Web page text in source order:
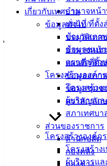
อำนาจหน้
แผนที่/ที่ตั้งส
ข้อมูลสภา
ข้อมูลชุมช
ตราสัญลัก
โครงสร้างองค์กร
โครงสร้าง
ผู้บริหารแ
สภาเทศบา
ส่วนของราชการ
สำนักปลัด
กองคลัง
กองช่าง
เกี่ยวกับเทศบาล
ข้อมูลทั่วไป
ประวัติเทศ
อำนาจหน้
แผนที่/ที่ตั้ง
ข้อมูลสภา
ข้อมูลชุมช
ตราสัญลัก
โครงสร้างองค์กร
โครงสร้าง
ผู้บริหารแ
ประกาศผู้ชนะการ
อุปกรณ์ โครงการ
ไข้เลือดออก ประจ
โดยวิธีเฉพาะเจาะ
พฤษภาคม 11, 2022พฤษ
ประกาศผู้ชนะ
ประกาศผู้ชนะการเสนอราค
และควบคุมโรคไข้เลือดออก
ดาวน์โหลด